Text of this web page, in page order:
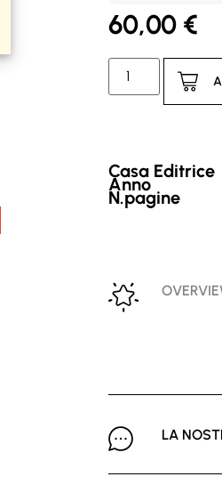
60,00 €
Casa Editrice
Anno
N.pagine
LA